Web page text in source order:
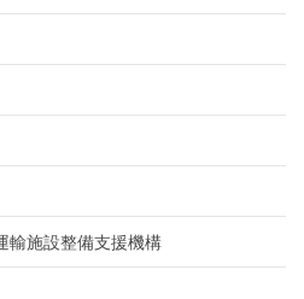
施設整備支援機構